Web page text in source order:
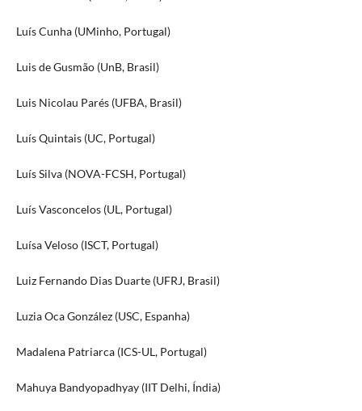
Luís Cunha (UMinho, Portugal)
Luis de Gusmão (UnB, Brasil)
Luis Nicolau Parés (UFBA, Brasil)
Luís Quintais (UC, Portugal)
Luís Silva (NOVA-FCSH, Portugal)
Luís Vasconcelos (UL, Portugal)
Luísa Veloso (ISCT, Portugal)
Luiz Fernando Dias Duarte (UFRJ, Brasil)
Luzia Oca González (USC, Espanha)
Madalena Patriarca (ICS-UL, Portugal)
Mahuya Bandyopadhyay (IIT Delhi, Índia)